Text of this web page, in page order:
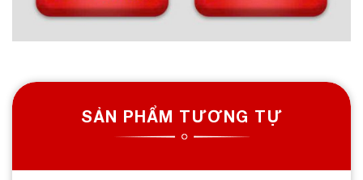
SẢN PHẨM TƯƠNG TỰ